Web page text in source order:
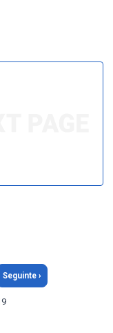
Seguinte ›